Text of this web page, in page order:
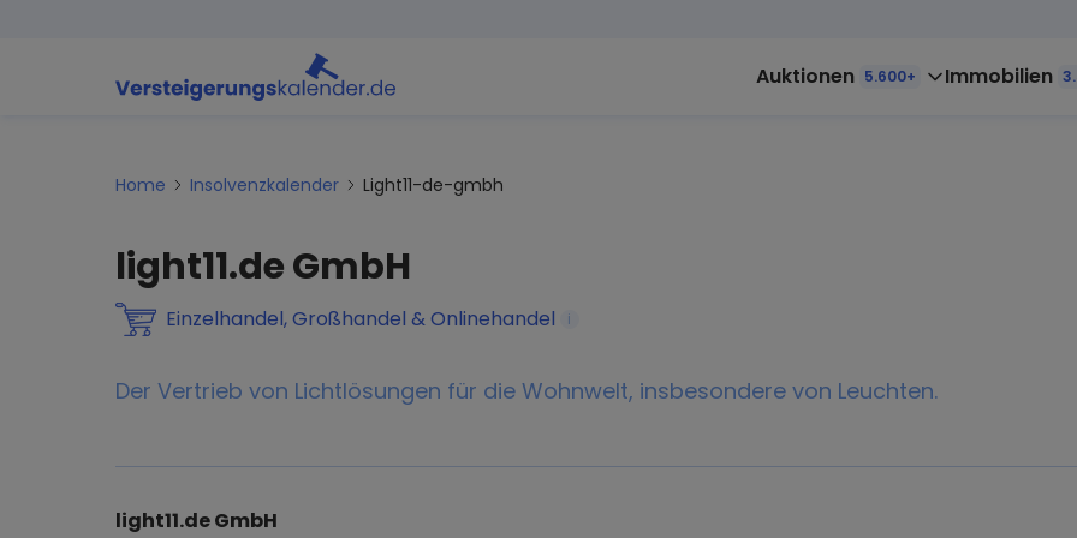
Auktionen 5.600+ Immobilien
Home Insolvenzkalender Light11-de-gmbh
light11.de GmbH
Einzelhandel, Großhandel & Onlinehandel i
Der Vertrieb von Lichtlösungen für die Wohnwelt, insbesondere von Leuchten.
light11.de GmbH